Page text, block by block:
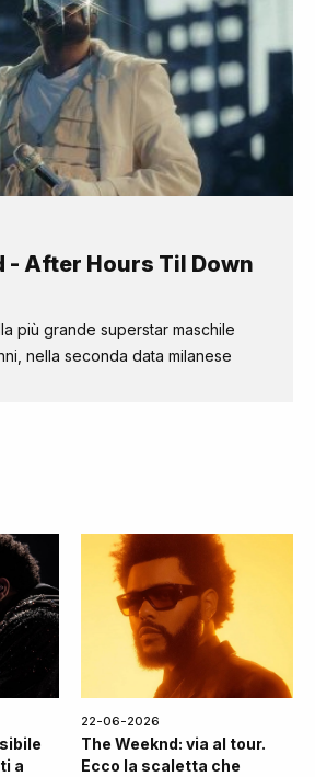
- After Hours Til Down
più grande superstar maschile
nella seconda data milanese
a
22-06-2026
The Weeknd: via al tour.
Ecco la scaletta che